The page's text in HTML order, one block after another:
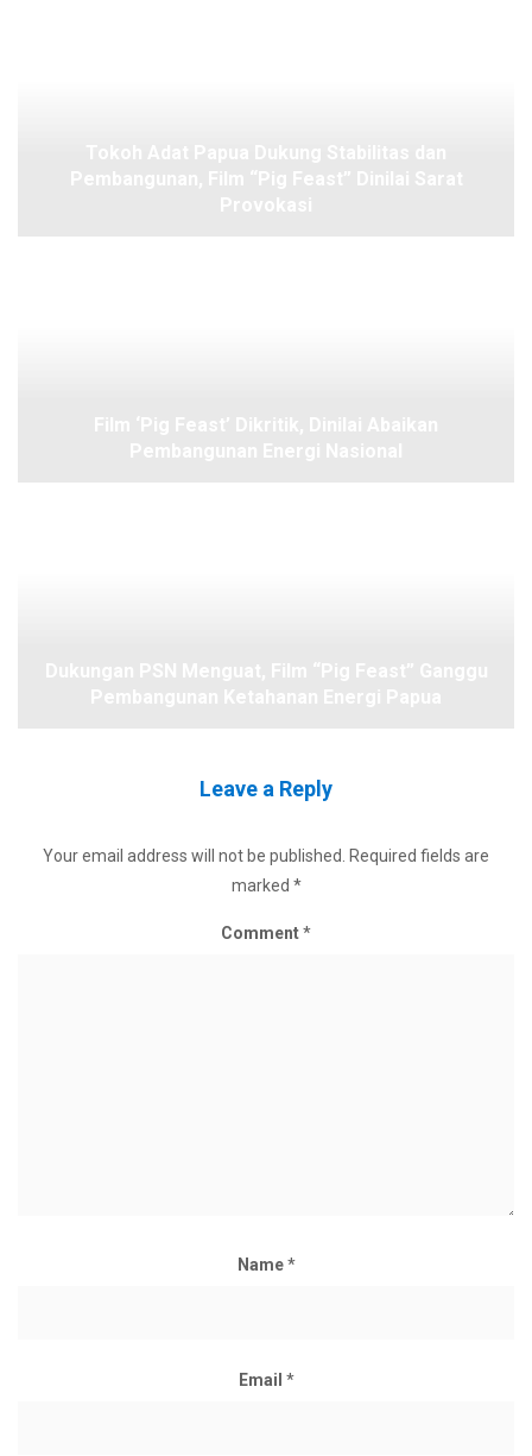
Leave a Reply
Your email address will not be published.
Required fields are
marked *
Comment*
Name*
Email *